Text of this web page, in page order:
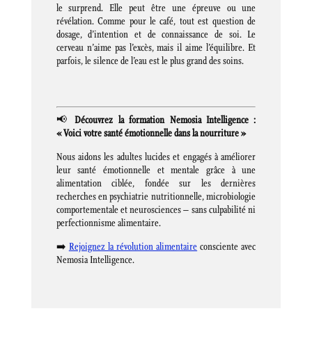
le surprend. Elle peut être une épreuve ou une
révélation. Comme pour le café, tout est question de
dosage, d’intention et de connaissance de soi. Le
cerveau n’aime pas l’excès, mais il aime l’équilibre. Et
parfois, le silence de l’eau est le plus grand des soins.
📢Découvrez la formation Nemosia Intelligence :
« Voici votre santé émotionnelle dans la nourriture »
Nous aidons les adultes lucides et engagés à améliorer
leur santé émotionnelle et mentale grâce à une
alimentation ciblée, fondée sur les dernières
recherches en psychiatrie nutritionnelle, microbiologie
comportementale et neurosciences – sans culpabilité ni
perfectionnisme alimentaire.
➡️ Rejoignez la révolution alimentaire consciente avec
Nemosia Intelligence.